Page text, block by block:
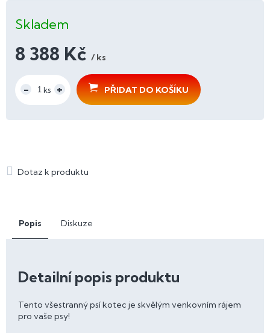
Skladem
8 388 Kč / ks
cena:
PŘIDAT DO KOŠÍKU
Popis Diskuze
Detailní popis produktu
Tento všestranný psí kotec je skvělým venkovním rájem
pro vaše psy!